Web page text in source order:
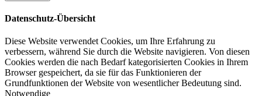
Datenschutz-Übersicht
Diese Website verwendet Cookies, um Ihre Erfahrung zu
verbessern, während Sie durch die Website navigieren. Von diesen
Cookies werden die nach Bedarf kategorisierten Cookies in Ihrem
Browser gespeichert, da sie für das Funktionieren der
Grundfunktionen der Website von wesentlicher Bedeutung sind.
Notwendige